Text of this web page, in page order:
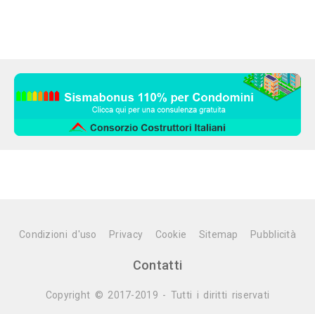
Condizioni d'uso Privacy Cookie Sitemap Pubblicità
Contatti
Copyright © 2017-2019 - Tutti i diritti riservati